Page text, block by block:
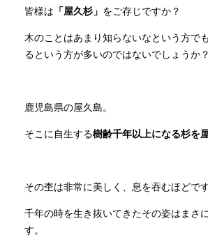
新入荷情報
納品事例
INFORMATION
よくあるご質問
皆様は 「屋久杉」 をご存じですか？
木のことはあまり知らないなという方で
るという方が多いのではないでしょうか？
鹿児島県の屋久島。
そこに自生する樹齢千年以上になる杉を
その杢は非常に美しく、息を吞むほどです
千年の時を生き抜いてきたその姿はまさ
す。